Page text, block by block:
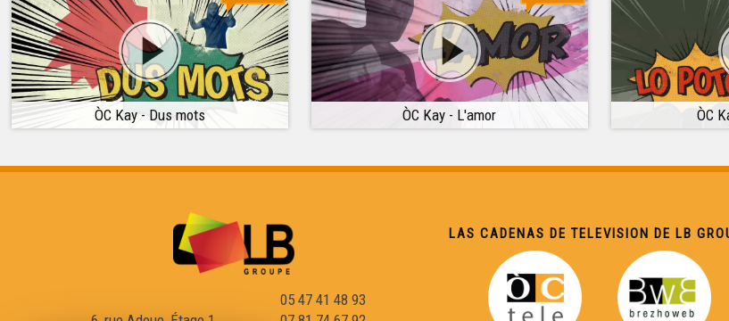
ÒC Kay - Dus mots ÒC Kay - L'amor ÒC
05 47 41 48 93
LAS CADENAS DE TELEVISION DE LB